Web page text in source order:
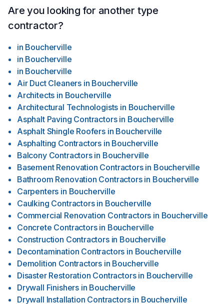
Are you looking for another type
contractor?
in Boucherville
in Boucherville
in Boucherville
Air Duct Cleaners in Boucherville
Architects in Boucherville
Architectural Technologists in Boucherville
Asphalt Paving Contractors in Boucherville
Asphalt Shingle Roofers in Boucherville
Asphalting Contractors in Boucherville
Balcony Contractors in Boucherville
Basement Renovation Contractors in Boucherville
Bathroom Renovation Contractors in Boucherville
Carpenters in Boucherville
Caulking Contractors in Boucherville
Commercial Renovation Contractors in Boucherville
Concrete Contractors in Boucherville
Construction Contractors in Boucherville
Decontamination Contractors in Boucherville
Demolition Contractors in Boucherville
Disaster Restoration Contractors in Boucherville
Drywall Finishers in Boucherville
Drywall Installation Contractors in Boucherville